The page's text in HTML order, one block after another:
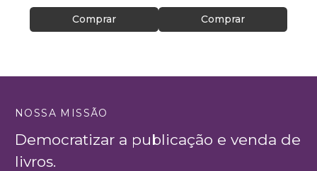
Comprar Comprar
NOSSA MISSÃO
Democratizar a publicação e venda de
livros.